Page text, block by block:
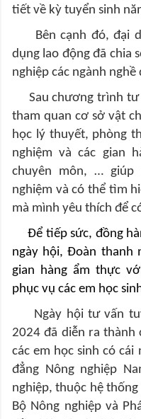
tiết về kỳ tuyển sinh
Bên cạnh đó, đại
dụng lao động đã chia
nghiệp các ngành
Sau chương trình tư
tham quan cơ sở vật
học lý thuyết, phòng
nghiệm và các gian
chuyên môn, … giúp
nghiệm và có thể tìm
mà mình yêu thích để
Để tiếp sức, đồng
ngày hội, Đoàn thanh
gian hàng ẩm thực
phục vụ các em học
Ngày hội tư vấn
2024 đã diễn ra thành
các em học sinh có
đẳng Nông nghiệp
nghiệp, thuộc hệ
Bộ Nông nghiệp và